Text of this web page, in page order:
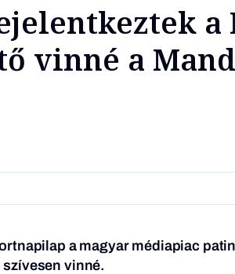
a
vinné a
a magyar médiapiac
vinné.